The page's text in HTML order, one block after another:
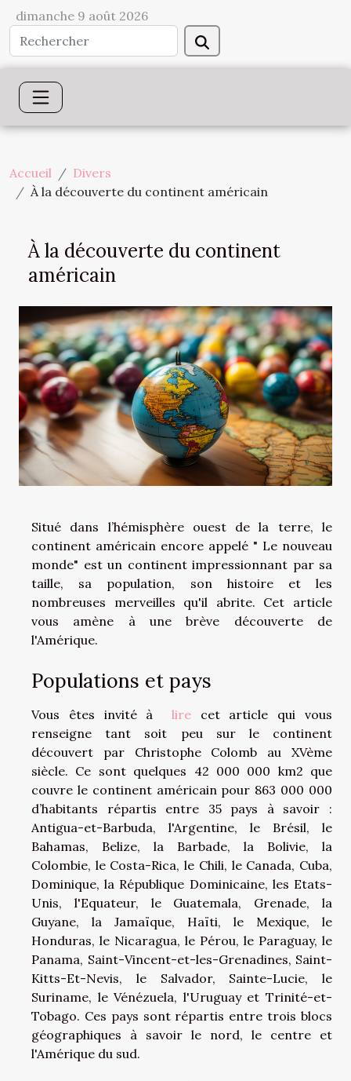
dimanche 9 août 2026
Accueil
Divers
À la découverte du continent américain
À la découverte du continent
américain
Situé dans l’hémisphère ouest de la terre, le
continent américain encore appelé " Le nouveau
monde" est un continent impressionnant par sa
taille, sa population, son histoire et les
nombreuses merveilles qu'il abrite. Cet article
vous amène à une brève découverte de
l'Amérique.
Populations et pays
Vous êtes invité à lirecet article qui vous
renseigne tant soit peu sur le continent
découvert par Christophe Colomb au XVème
siècle. Ce sont quelques 42 000 000 km2 que
couvre le continent américain pour 863 000 000
d’habitants répartis entre 35 pays à savoir :
Antigua-et-Barbuda, l'Argentine, le Brésil, le
Bahamas, Belize, la Barbade, la Bolivie, la
Colombie, le Costa-Rica, le Chili, le Canada, Cuba,
Dominique, la République Dominicaine, les Etats-
Unis, l'Equateur, le Guatemala, Grenade, la
Guyane, la Jamaïque, Haïti, le Mexique, le
Honduras, le Nicaragua, le Pérou, le Paraguay, le
Panama, Saint-Vincent-et-les-Grenadines, Saint-
Kitts-Et-Nevis, le Salvador, Sainte-Lucie, le
Suriname, le Vénézuela, l'Uruguay et Trinité-et-
Tobago. Ces pays sont répartis entre trois blocs
géographiques à savoir le nord, le centre et
l'Amérique du sud.